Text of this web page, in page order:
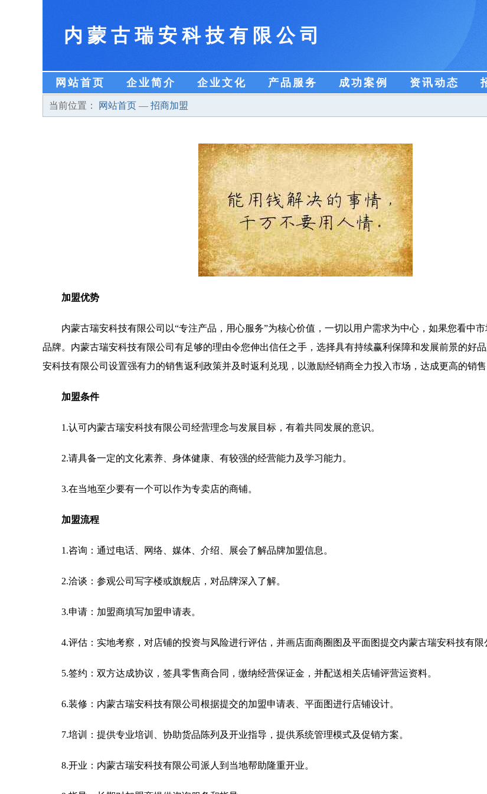
内蒙古瑞安科技有限公司
网站首页 企业简介 企业文化 产品服务 成功案例 资讯动态
当前位置： 网站首页 — 招商加盟
加盟优势
内蒙古瑞安科技有限公司以“专注产品，用心服务”为核心价值，一切以用户需求为中心，如果您看中
品牌。内蒙古瑞安科技有限公司有足够的理由令您伸出信任之手，选择具有持续赢利保障和发展前景的好
安科技有限公司设置强有力的销售返利政策并及时返利兑现，以激励经销商全力投入市场，达成更高的销售
加盟条件
1.认可内蒙古瑞安科技有限公司经营理念与发展目标，有着共同发展的意识。
2.请具备一定的文化素养、身体健康、有较强的经营能力及学习能力。
3.在当地至少要有一个可以作为专卖店的商铺。
加盟流程
1.咨询：通过电话、网络、媒体、介绍、展会了解品牌加盟信息。
2.洽谈：参观公司写字楼或旗舰店，对品牌深入了解。
3.申请：加盟商填写加盟申请表。
4.评估：实地考察，对店铺的投资与风险进行评估，并画店面商圈图及平面图提交内蒙古瑞安科技有限
5.签约：双方达成协议，签具零售商合同，缴纳经营保证金，并配送相关店铺评营运资料。
6.装修：内蒙古瑞安科技有限公司根据提交的加盟申请表、平面图进行店铺设计。
7.培训：提供专业培训、协助货品陈列及开业指导，提供系统管理模式及促销方案。
8.开业：内蒙古瑞安科技有限公司派人到当地帮助隆重开业。